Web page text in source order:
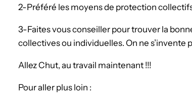
2-Préféré les moyens de protection
3-Faites vous conseiller pour trouver la
collectives ou individuelles. On ne s’invente
Allez Chut, au travail maintenant !!!
Pour aller plus loin :